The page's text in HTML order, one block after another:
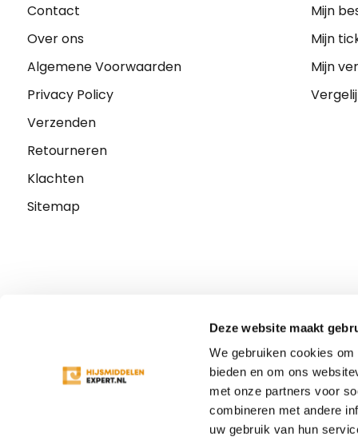
Deze website maakt
We gebruiken cookies
bieden en om ons
met onze partners voor
combineren met andere
uw gebruik van hun
Contact
Over ons
Algemene Voorwaarden
Privacy Policy
Verzenden
Retourneren
Klachten
Sitemap
Mijn
Mijn
Mijn